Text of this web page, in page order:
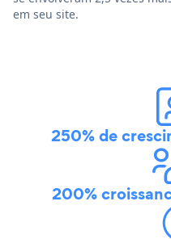
em seu site.
250% de
200%